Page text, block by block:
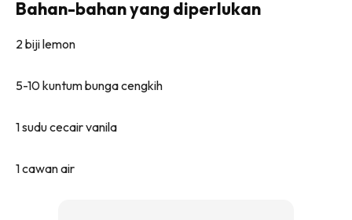
Sembang Dekor
Tip Laman
Bahan-bahan yang diperlukan
2 biji lemon
5-10 kuntum bunga cengkih
1 sudu cecair vanila
1 cawan air